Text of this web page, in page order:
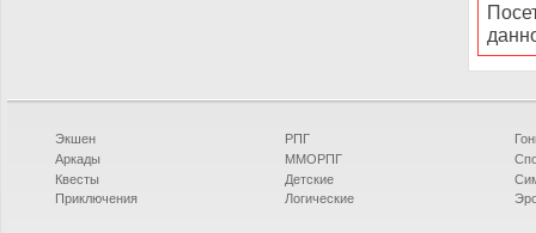
Экшен
Аркады
Квесты
Приключения
РПГ
ММОРПГ
Детские
Логические